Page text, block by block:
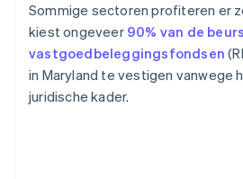
Sommige sectoren profiteren er
kiest ongeveer 90% van de
vastgoedbeleggingsfondsen
in Maryland te vestigen vanwege
juridische kader.